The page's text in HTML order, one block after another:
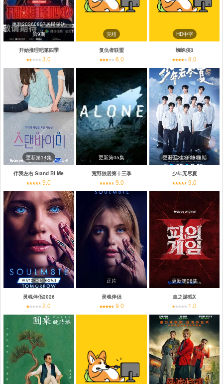
更新20260807居民采访
第9期
开始推理吧第四季
3.0
完结
复仇者联盟
6.0
HD中字
蜘蛛侠3
8.0
更新第14集
伴我左右 Stand BI Me
9.0
更新第05集
荒野独居第十三季
9.0
更新至20260806期
少年无尽夏
9.0
HD
灵魂伴侣2026
2.0
正片
灵魂伴侣
9.0
更新第06集
血之游戏X
1.0